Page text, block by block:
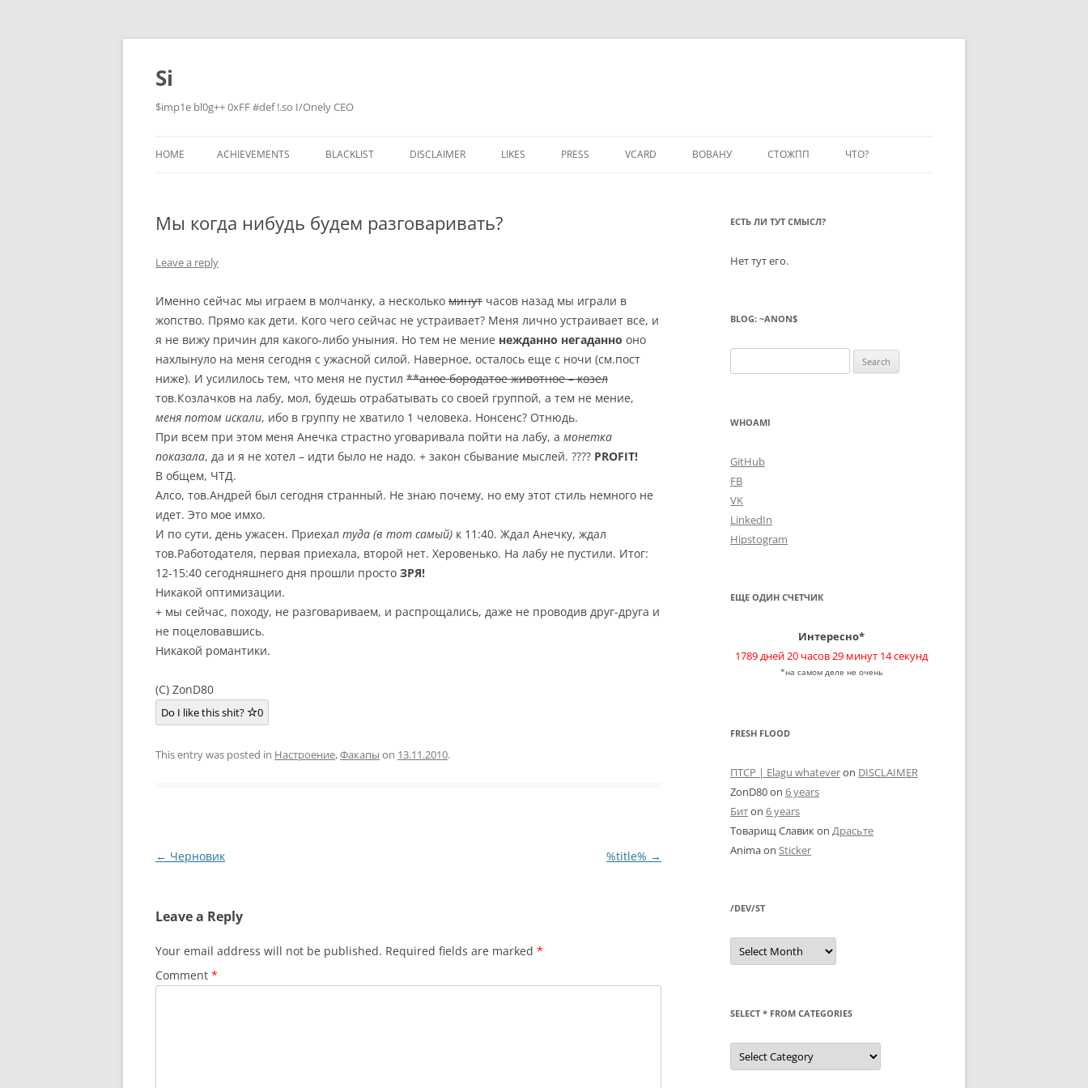
Skip
content
Si
$imp1e bl0g++ 0xFF #def !.so I/Onely CEO
HOME ACHIEVEMENTS BLACKLIST DISCLAIMER LIKES PRESS VCARD ВОВАНУ СТОЖПП ЧТО?
Мы когда нибудь будем разговаривать?
Leave a reply
Именно сейчас мы играем в молчанку, а несколько минут часов назад мы играли в
жопство. Прямо как дети. Кого чего сейчас не устраивает? Меня лично устраивает все, и
я не вижу причин для какого-либо уныния. Но тем не мение нежданно негаданно оно
нахлынуло на меня сегодня с ужасной силой. Наверное, осталось еще с ночи (см.пост
ниже). И усилилось тем, что меня не пустил **аное бородатое животное – козел
тов.Козлачков на лабу, мол, будешь отрабатывать со своей группой, а тем не мение,
меня потом искали, ибо в группу не хватило 1 человека. Нонсенс? Отнюдь.
При всем при этом меня Анечка страстно уговаривала пойти на лабу, а монетка
показала, да и я не хотел – идти было не надо. + закон сбывание мыслей. ???? PROFIT!
В общем, ЧТД.
Алсо, тов.Андрей был сегодня странный. Не знаю почему, но ему этот стиль немного не
идет. Это мое имхо.
И по сути, день ужасен. Приехал туда (в тот самый) к 11:40. Ждал Анечку, ждал
тов.Работодателя, первая приехала, второй нет. Херовенько. На лабу не пустили. Итог:
12-15:40 сегодняшнего дня прошли просто ЗРЯ!
Никакой оптимизации.
+ мы сейчас, походу, не разговариваем, и распрощались, даже не проводив друг-друга и
не поцеловавшись.
Никакой романтики.
(C) ZonD80
Do I like this shit? 0
This entry was posted in Настроение,Факапы on 13.11.2010.
Post
← Черновик %title% →
Leave a Reply
Your email address will not be published. Required fields are marked *
Comment *
ЕСТЬ ЛИ ТУТ СМЫСЛ?
Нет тут его.
BLOG: ~ANON$
for:
WHOAMI
GitHub
FB
VK
LinkedIn
Hipstogram
ЕЩЕ ОДИН СЧЕТЧИК
Интересно*
1789 дней 20 часов 29 минут 15 секунд
*на самом деле не очень
FRESH FLOOD
ПТСР | Elagu whateveron DISCLAIMER
ZonD80on 6 years
Битon 6 years
Товарищ Славикon Драсьте
Animaon Sticker
/DEV/ST
/dev/st
SELECT * FROM CATEGORIES
SELECT
FROM